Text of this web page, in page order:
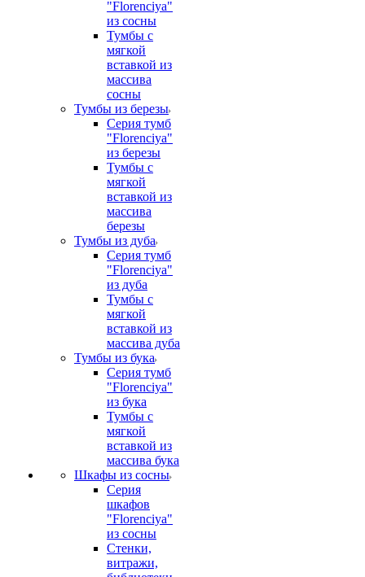
"Florenciya"
из сосны
Тумбы с
мягкой
вставкой из
массива
сосны
Тумбы из березы
Серия тумб
"Florenciya"
из березы
Тумбы с
мягкой
вставкой из
массива
березы
Тумбы из дуба
Серия тумб
"Florenciya"
из дуба
Тумбы с
мягкой
вставкой из
массива дуба
Тумбы из бука
Серия тумб
"Florenciya"
из бука
Тумбы с
мягкой
вставкой из
массива бука
Шкафы из сосны
Серия
шкафов
"Florenciya"
из сосны
Стенки,
витражи,